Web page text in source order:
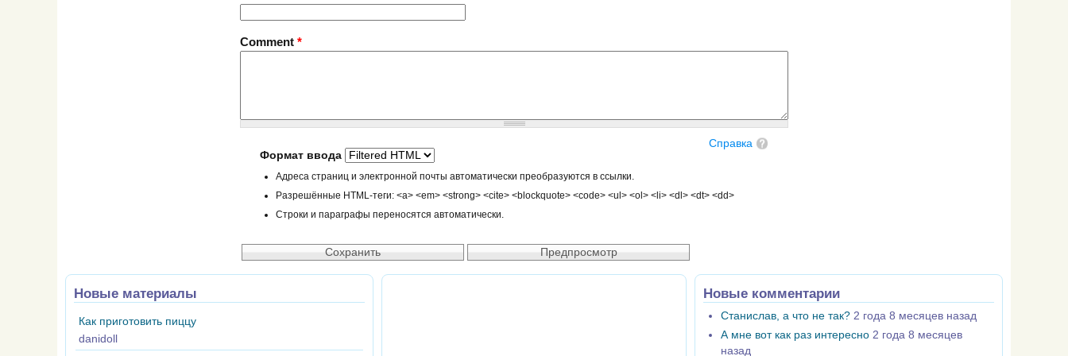
Comment *
Справка
Формат ввода
Адреса страниц и электронной почты автоматически преобразуются в ссылки.
Разрешённые HTML-теги: <a> <em> <strong> <cite> <blockquote> <code> <ul> <ol> <li> <dl> <dt> <dd>
Строки и параграфы переносятся автоматически.
Новые материалы
Как приготовить пиццу
danidoll
Новые комментарии
Станислав, а что не так? 2 года 8 месяцев назад
А мне вот как раз интересно 2 года 8 месяцев
назад